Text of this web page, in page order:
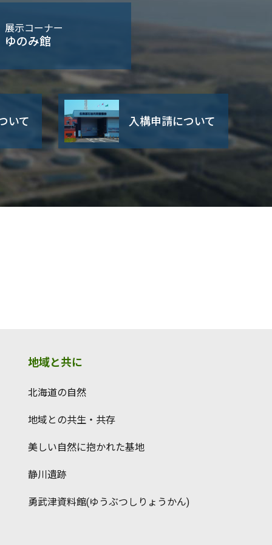
展示コーナー
ゆのみ館
いて 入構申請について
地域と共に
北海道の自然
地域との共生・共存
美しい自然に抱かれた基地
静川遺跡
勇武津資料館(ゆうぶつしりょうかん)